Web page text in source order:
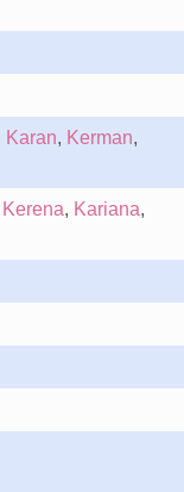
Karan, Kerman,
Kerena, Kariana,